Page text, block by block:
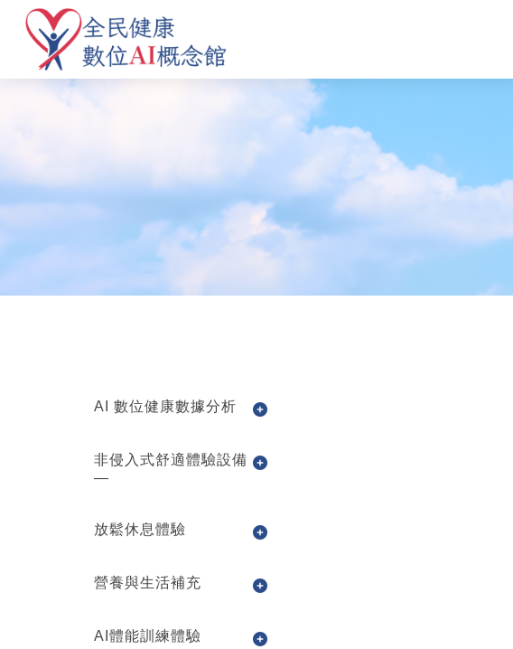
AI 數位健康數據分析
非侵入式舒適體驗設備
—
放鬆休息體驗
營養與生活補充
AI體能訓練體驗